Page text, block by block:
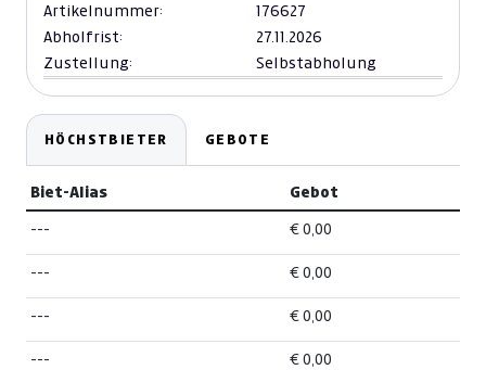
Artikelnummer:
176627
Abholfrist:
27.11.2026
Zustellung:
Selbstabholung
HÖCHSTBIETER GEBOTE
Biet-Alias Gebot
--- € 0,00
--- € 0,00
--- € 0,00
--- € 0,00